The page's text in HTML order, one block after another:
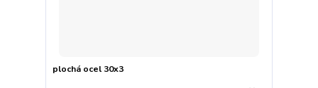
plochá ocel 30x3